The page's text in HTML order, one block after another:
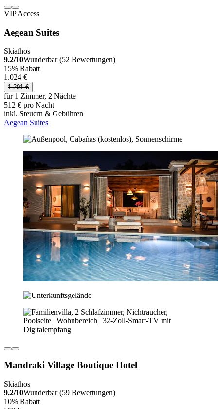
VIP Access
Aegean Suites
Skiathos
9.2/10Wunderbar (52 Bewertungen)
15% Rabatt
1.024 €
1.201 €
für 1 Zimmer, 2 Nächte
512 € pro Nacht
inkl. Steuern & Gebühren
Aegean Suites
Mandraki Village Boutique Hotel
Skiathos
9.2/10Wunderbar (59 Bewertungen)
10% Rabatt